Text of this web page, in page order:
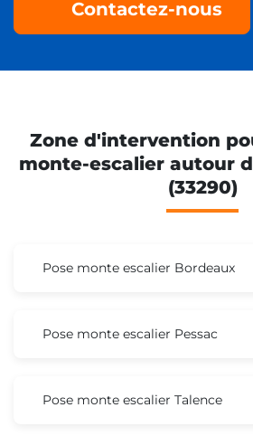
Contactez-nous
Zone d'intervention
monte-escalier autour
(33290)
Pose monte escalier Bordeaux
Pose monte escalier Pessac
Pose monte escalier Talence